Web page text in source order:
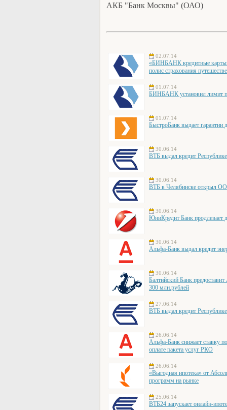
АКБ "Банк Москвы" (ОАО)
02.07.14
«БИНБАНК кредитные карты»
полис страхования
01.07.14
БИНБАНК установил лимит
01.07.14
БыстроБанк выдает гарантии
30.06.14
ВТБ выдал кредит
30.06.14
ВТБ в Челябинске открыл
30.06.14
ЮниКредит Банк продлевает
30.06.14
Альфа-Банк выдал кредит
30.06.14
Балтийский Банк
300 млн.рублей
27.06.14
ВТБ выдал кредит
26.06.14
Альфа-Банк снижает ставку
оплате пакета услуг РКО
26.06.14
«Выгодная ипотека» от
программ на рынке
25.06.14
ВТБ24 запускает онлайн-